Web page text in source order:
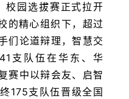
校园选拔赛正式拉开
的精心组织下，超过
们论道辩理，智慧交
支队伍在华东、华
赛中以辩会友、启智
175支队伍晋级全国